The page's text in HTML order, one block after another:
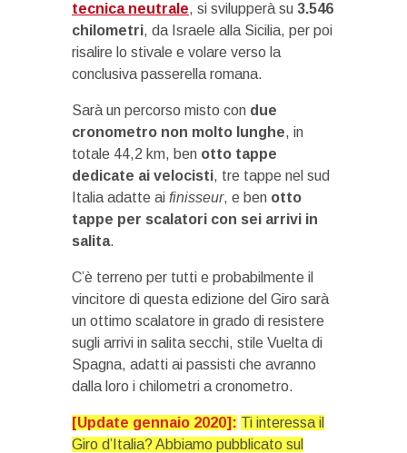
tecnica neutrale, si svilupperà su 3.546
chilometri, da Israele alla Sicilia, per poi
risalire lo stivale e volare verso la
conclusiva passerella romana.
Sarà un percorso misto con due
cronometro non molto lunghe, in
totale 44,2 km, ben otto tappe
dedicate ai velocisti, tre tappe nel sud
Italia adatte ai finisseur, e ben otto
tappe per scalatori con sei arrivi in
salita.
C’è terreno per tutti e probabilmente il
vincitore di questa edizione del Giro sarà
un ottimo scalatore in grado di resistere
sugli arrivi in salita secchi, stile Vuelta di
Spagna, adatti ai passisti che avranno
dalla loro i chilometri a cronometro.
[Update gennaio 2020]: Ti interessa il
Giro d’Italia? Abbiamo pubblicato sul